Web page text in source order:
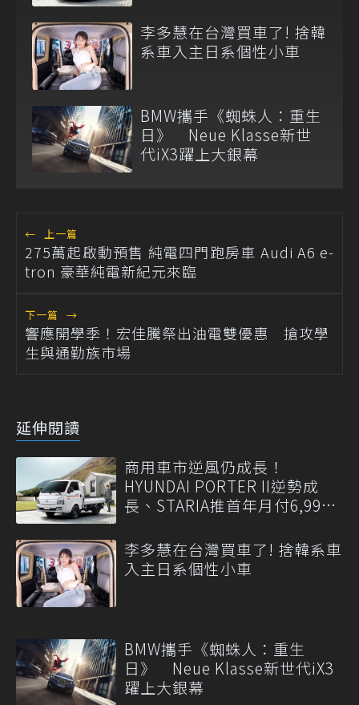
李多慧在台灣買車了! 捨韓
系車入主日系個性小車
BMW攜手《蜘蛛人：重生
日》 Neue Klasse新世
代iX3躍上大銀幕
← 上一篇
275萬起啟動預售 純電四門跑房車 Audi A6 e-
tron 豪華純電新紀元來臨
下一篇 →
響應開學季！宏佳騰祭出油電雙優惠 搶攻學
生與通勤族市場
延伸閱讀
商用車市逆風仍成長！
HYUNDAI PORTER II逆勢成
長、STARIA推首年月付6,999
李多慧在台灣買車了! 捨韓系車
入主日系個性小車
BMW攜手《蜘蛛人：重生
日》 Neue Klasse新世代iX3
躍上大銀幕